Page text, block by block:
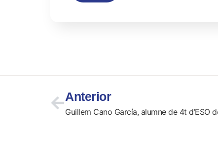
Anterior